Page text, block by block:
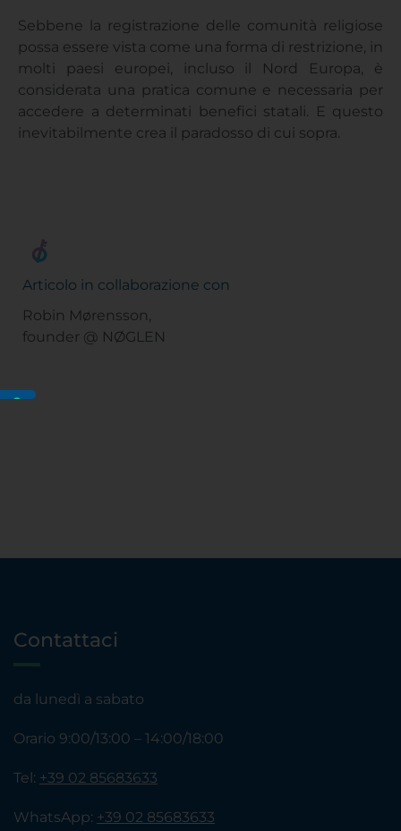
Sebbene la registrazione delle comunità religiose
possa essere vista come una forma di restrizione, in
molti paesi europei, incluso il Nord Europa, è
considerata una pratica comune e necessaria per
accedere a determinati benefici statali. E questo
inevitabilmente crea il paradosso di cui sopra.
Articolo in collaborazione con
Robin Mørensson,
founder @ NØGLEN
Contattaci
da lunedì a sabato
Orario 9:00/13:00 – 14:00/18:00
Tel: +39 02 85683633
WhatsApp: +39 02 85683633